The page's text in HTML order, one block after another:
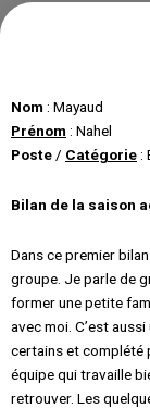
Nom : Mayaud
Prénom : Nahel
Poste / Catégorie :
Bilan de la saison
Dans ce premier
groupe. Je parle de
former une petite
avec moi. C’est
certains et complété
équipe qui travaille
retrouver. Les